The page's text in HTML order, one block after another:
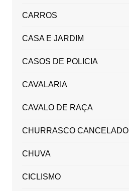
CARROS
CASA E JARDIM
CASOS DE POLICIA
CAVALARIA
CAVALO DE RAÇA
CHURRASCO CANCELADO
CHUVA
CICLISMO